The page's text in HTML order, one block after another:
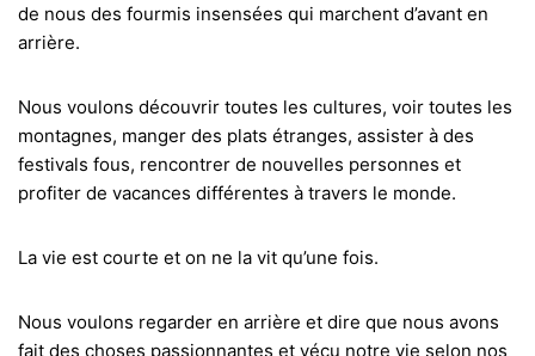
de nous des fourmis insensées qui marchent d’avant en
arrière.
Nous voulons découvrir toutes les cultures, voir toutes les
montagnes, manger des plats étranges, assister à des
festivals fous, rencontrer de nouvelles personnes et
profiter de vacances différentes à travers le monde.
La vie est courte et on ne la vit qu’une fois.
Nous voulons regarder en arrière et dire que nous avons
fait des choses passionnantes et vécu notre vie selon nos